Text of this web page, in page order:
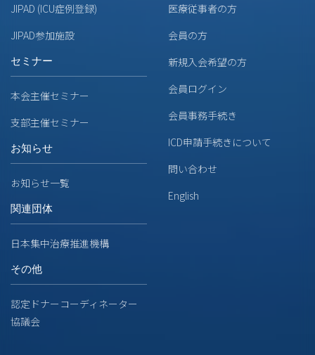
JIPAD (ICU症例登録)
JIPAD参加施設
セミナー
本会主催セミナー
支部主催セミナー
お知らせ
お知らせ一覧
関連団体
日本集中治療推進機構
その他
認定ドナーコーディネーター
協議会
医療従事者の方
会員の方
新規入会希望の方
会員ログイン
会員事務手続き
ICD申請手続きについて
問い合わせ
English